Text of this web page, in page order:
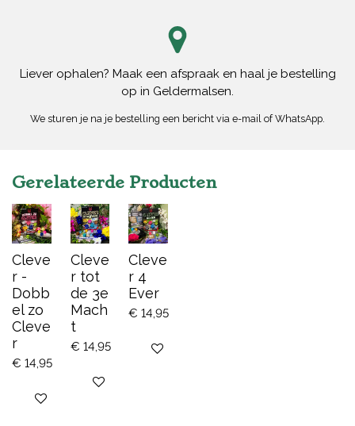
Liever ophalen? Maak een afspraak en haal je bestelling
op in Geldermalsen.
We sturen je na je bestelling een bericht via e-mail of WhatsApp.
Gerelateerde Producten
Cleve
r -
Dobb
el zo
Cleve
r
€ 14,95
Bekijk details
Cleve
r tot
de 3e
Mach
t
€ 14,95
Bekijk details
Cleve
r 4
Ever
€ 14,95
Bekijk details